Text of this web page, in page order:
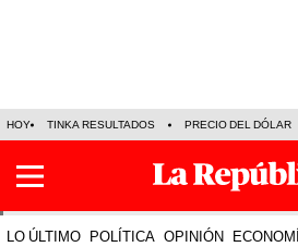
HOY TINKA RESULTADOS PRECIO DEL DÓLAR
LO ÚLTIMO POLÍTICA OPINIÓN